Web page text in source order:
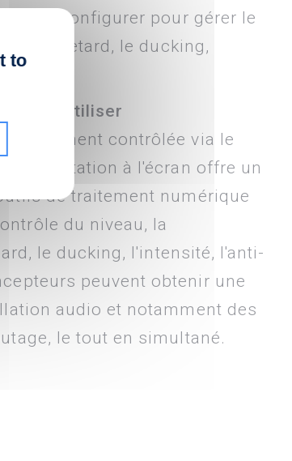
à configurer pour gérer le
le retard, le ducking,
à utiliser
facilement contrôlée via le
présentation à l'écran offre un
de traitement numérique
du niveau, la
le ducking, l'intensité, l'anti-
peuvent obtenir une
audio et notamment des
le tout en simultané.
to